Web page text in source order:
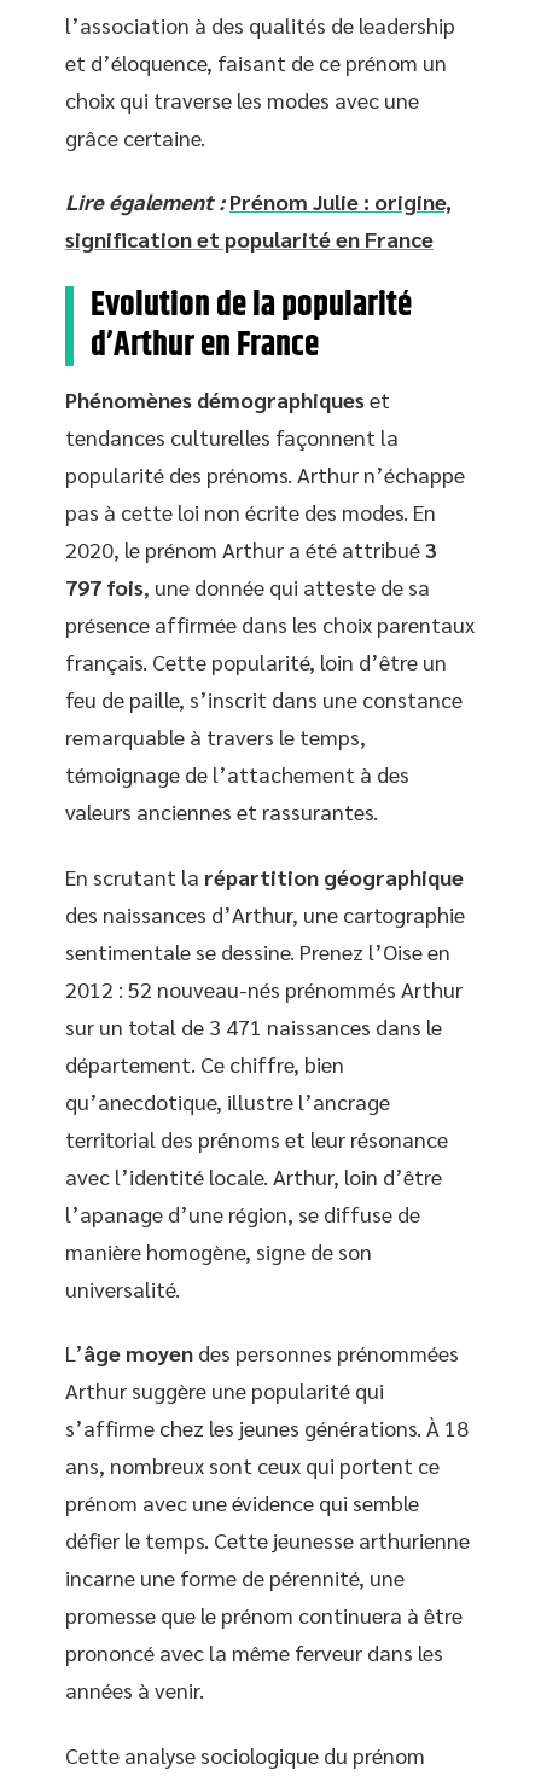
l’association à des qualités de leadership
et d’éloquence, faisant de ce prénom un
choix qui traverse les modes avec une
grâce certaine.
Lire également : Prénom Julie : origine,
signification et popularité en France
Evolution de la popularité
d’Arthur en France
Phénomènes démographiqueset
tendances culturelles façonnent la
popularité des prénoms. Arthur n’échappe
pas à cette loi non écrite des modes. En
2020, le prénom Arthur a été attribué3
797 fois, une donnée qui atteste de sa
présence affirmée dans les choix parentaux
français. Cette popularité, loin d’être un
feu de paille, s’inscrit dans une constance
remarquable à travers le temps,
témoignage de l’attachement à des
valeurs anciennes et rassurantes.
En scrutant la répartition géographique
des naissances d’Arthur, une cartographie
sentimentale se dessine. Prenez l’Oise en
2012 : 52 nouveau-nés prénommés Arthur
sur un total de 3 471 naissances dans le
département. Ce chiffre, bien
qu’anecdotique, illustre l’ancrage
territorial des prénoms et leur résonance
avec l’identité locale. Arthur, loin d’être
l’apanage d’une région, se diffuse de
manière homogène, signe de son
universalité.
L’âge moyen des personnes prénommées
Arthur suggère une popularité qui
s’affirme chez les jeunes générations. À 18
ans, nombreux sont ceux qui portent ce
prénom avec une évidence qui semble
défier le temps. Cette jeunesse arthurienne
incarne une forme de pérennité, une
promesse que le prénom continuera à être
prononcé avec la même ferveur dans les
années à venir.
Cette analyse sociologique du prénom